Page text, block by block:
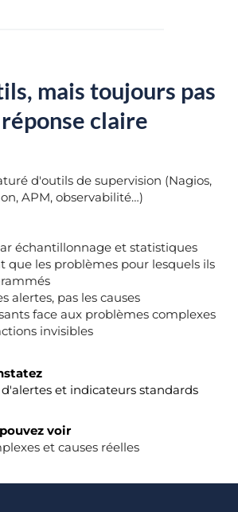
mais toujours pas
claire
d'outils de supervision (Nagios,
APM, observabilité…)
échantillonnage et statistiques
que les problèmes pour lesquels ils
alertes, pas les causes
face aux problèmes complexes
invisibles
et indicateurs standards
voir
et causes réelles